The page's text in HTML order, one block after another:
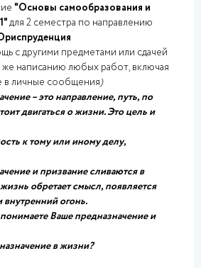
"Основы самообразования и
для 2 семестра по направлению
с другими предметами или сдачей
же написанию любых работ, включая
в личные сообщения)
– это направление, путь, по
двигаться о жизни. Это цель и
к тому или иному делу,
и призвание сливаются в
обретает смысл, появляется
огонь.
Ваше предназначение и
в жизни?